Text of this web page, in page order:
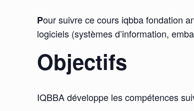
Pour suivre ce cours iqbba fondation
logiciels (systèmes d’information,
Objectifs
IQBBA développe les compétences